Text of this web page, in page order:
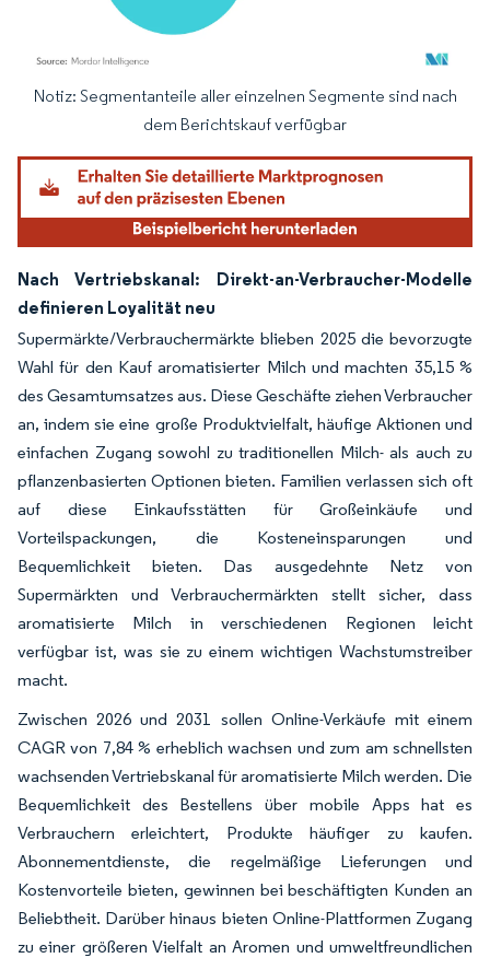
Bild © Mordor Intelligence. Wiederverwendung erfordert Namensnennung
Notiz: Segmentanteile aller einzelnen Segmente sind nach
dem Berichtskauf verfügbar
Nach Vertriebskanal: Direkt-an-Verbraucher-Modelle
definieren Loyalität neu
Supermärkte/Verbrauchermärkte blieben 2025 die bevorzugte
Wahl für den Kauf aromatisierter Milch und machten 35,15 %
des Gesamtumsatzes aus. Diese Geschäfte ziehen Verbraucher
an, indem sie eine große Produktvielfalt, häufige Aktionen und
einfachen Zugang sowohl zu traditionellen Milch- als auch zu
pflanzenbasierten Optionen bieten. Familien verlassen sich oft
auf diese Einkaufsstätten für Großeinkäufe und
Vorteilspackungen, die Kosteneinsparungen und
Bequemlichkeit bieten. Das ausgedehnte Netz von
Supermärkten und Verbrauchermärkten stellt sicher, dass
aromatisierte Milch in verschiedenen Regionen leicht
verfügbar ist, was sie zu einem wichtigen Wachstumstreiber
macht.
Zwischen 2026 und 2031 sollen Online-Verkäufe mit einem
CAGR von 7,84 % erheblich wachsen und zum am schnellsten
wachsenden Vertriebskanal für aromatisierte Milch werden. Die
Bequemlichkeit des Bestellens über mobile Apps hat es
Verbrauchern erleichtert, Produkte häufiger zu kaufen.
Abonnementdienste, die regelmäßige Lieferungen und
Kostenvorteile bieten, gewinnen bei beschäftigten Kunden an
Beliebtheit. Darüber hinaus bieten Online-Plattformen Zugang
zu einer größeren Vielfalt an Aromen und umweltfreundlichen